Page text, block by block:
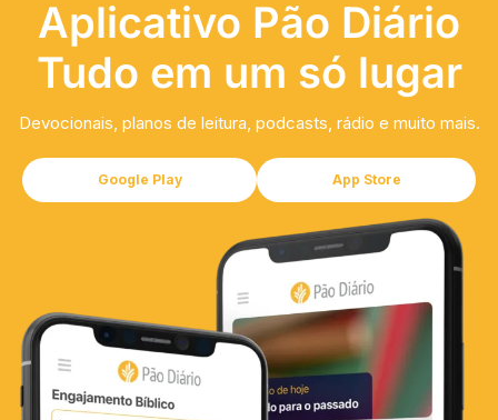
Aplicativo Pão Diário
Tudo em um só lugar
Devocionais, planos de leitura, podcasts, rádio e muito mais.
Google Play App Store